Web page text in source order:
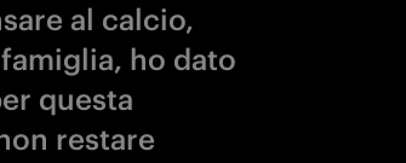
al calcio,
ho dato
questa
restare